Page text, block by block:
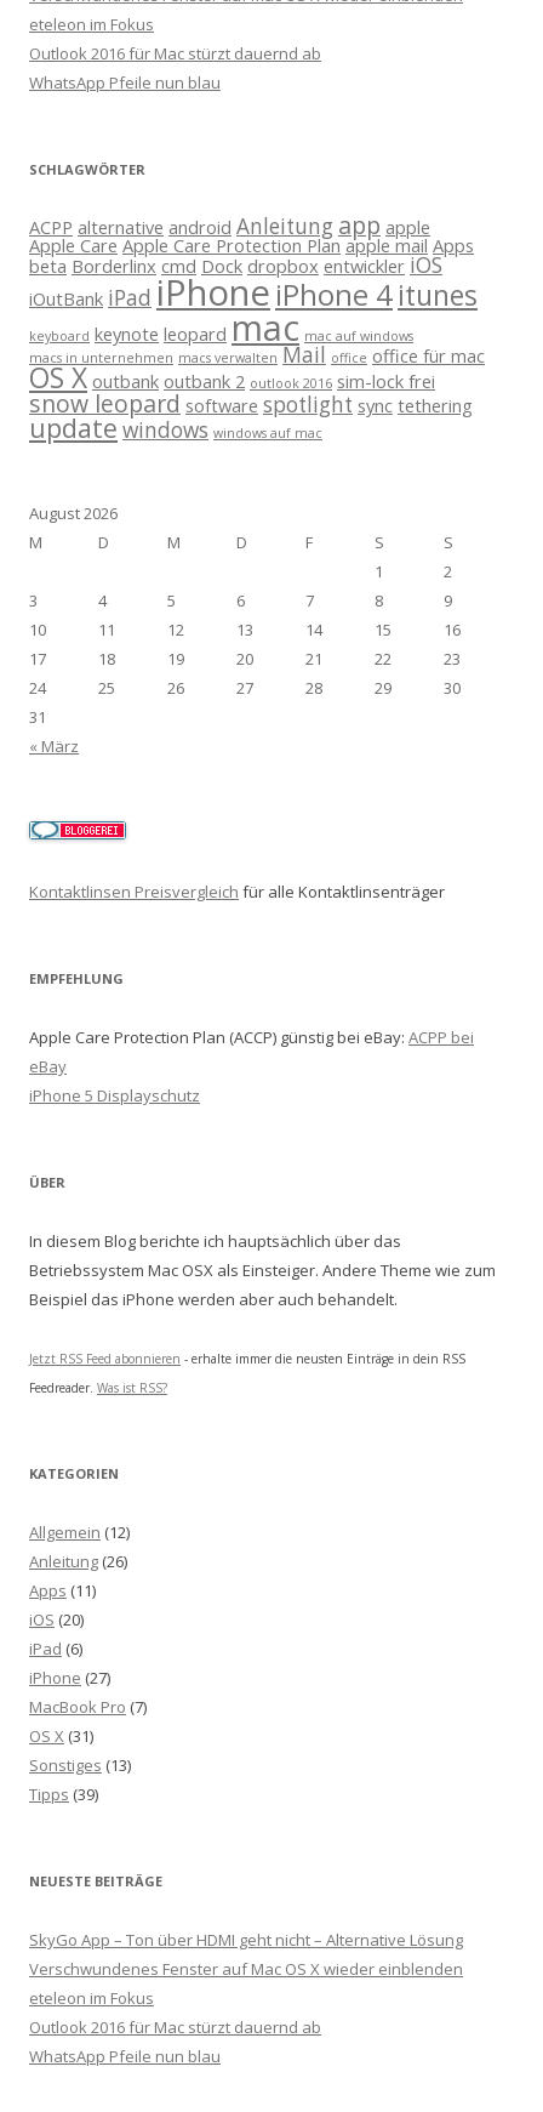
eteleon im Fokus
Outlook 2016 für Mac stürzt dauernd ab
WhatsApp Pfeile nun blau
SCHLAGWÖRTER
ACPP alternative android Anleitung app apple
Apple Care Apple Care Protection Plan apple mail Apps
beta Borderlinx cmd Dock dropbox entwickler iOS
iOutBank iPad iPhone iPhone 4itunes
keyboard keynote leopard mac mac auf windows
macs in unternehmen macs verwalten Mail office office für mac
OS X outbank outbank 2 outlook 2016 sim-lock frei
snow leopard software spotlight sync tethering
update windows windows auf mac
August 2026
M
D M D F S
S
1
2
3
4 5 6 7 8
9
10
11 12 13 14 15
16
17
18 19 20 21 22
23
24
25 26 27 28 29
30
31
« März
Kontaktlinsen Preisvergleich für alle Kontaktlinsenträger
EMPFEHLUNG
Apple Care Protection Plan (ACCP) günstig bei eBay: ACPP bei
eBay
iPhone 5 Displayschutz
ÜBER
In diesem Blog berichte ich hauptsächlich über das
Betriebssystem Mac OSX als Einsteiger. Andere Theme wie zum
Beispiel das iPhone werden aber auch behandelt.
Jetzt RSS Feed abonnieren - erhalte immer die neusten Einträge in dein RSS
Feedreader. Was ist RSS?
KATEGORIEN
Allgemein (12)
Anleitung (26)
Apps (11)
iOS (20)
iPad (6)
iPhone (27)
MacBook Pro (7)
OS X (31)
Sonstiges (13)
Tipps (39)
NEUESTE BEITRÄGE
SkyGo App – Ton über HDMI geht nicht – Alternative Lösung
Verschwundenes Fenster auf Mac OS X wieder einblenden
eteleon im Fokus
Outlook 2016 für Mac stürzt dauernd ab
WhatsApp Pfeile nun blau